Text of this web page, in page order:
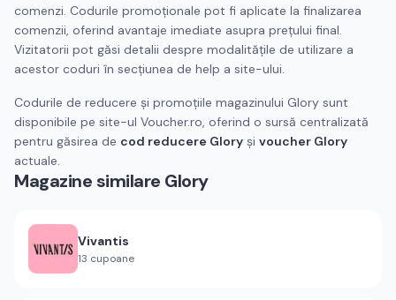
comenzi. Codurile promoționale pot fi aplicate la finalizarea
comenzii, oferind avantaje imediate asupra prețului final.
Vizitatorii pot găsi detalii despre modalitățile de utilizare a
acestor coduri în secțiunea de help a site-ului.
Codurile de reducere și promoțiile magazinului Glory sunt
disponibile pe site-ul Voucher.ro, oferind o sursă centralizată
pentru găsirea de cod reducere Glory și voucher Glory
actuale.
Magazine similare Glory
Vivantis
13 cupoane